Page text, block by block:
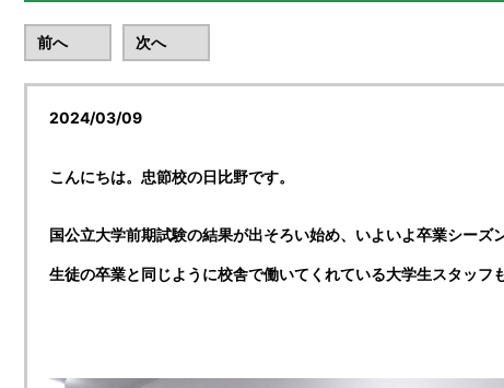
前へ 次へ
2024/03/09
こんにちは。忠節校の日比野です。
国公立大学前期試験の結果が出そろい始め、いよいよ卒業シーズ
生徒の卒業と同じように校舎で働いてくれている大学生スタッフ